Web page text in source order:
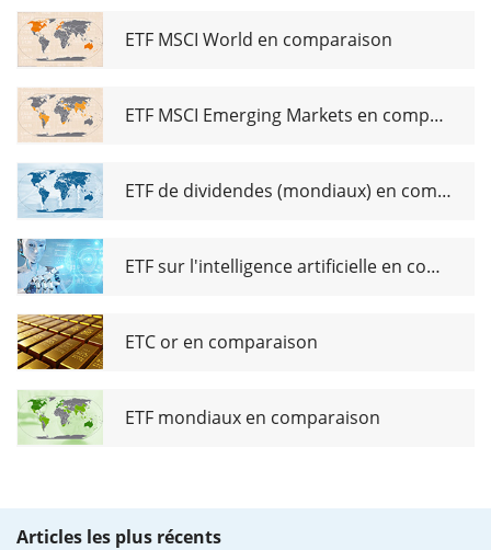
ETF MSCI World en comparaison
ETF MSCI Emerging Markets en comparaison
ETF de dividendes (mondiaux) en comparaison
ETF sur l'intelligence artificielle en comparaison
ETC or en comparaison
ETF mondiaux en comparaison
Articles les plus récents